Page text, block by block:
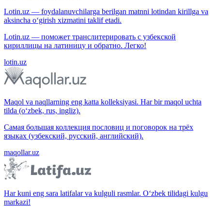
Lotin.uz — foydalanuvchilarga berilgan matnni lotindan kirillga va
aksincha o‘girish xizmatini taklif etadi.
Lotin.uz — поможет транслитерировать с узбекской
кириллицы на латиницу и обратно. Легко!
lotin.uz
Maqol va naqllarning eng katta kolleksiyasi. Har bir maqol uchta
tilda (o‘zbek, rus, ingliz).
Самая большая коллекция пословиц и поговорок на трёх
языках (узбекский, русский, английский).
maqollar.uz
Har kuni eng sara latifalar va kulguli rasmlar. O‘zbek tilidagi kulgu
markazi!